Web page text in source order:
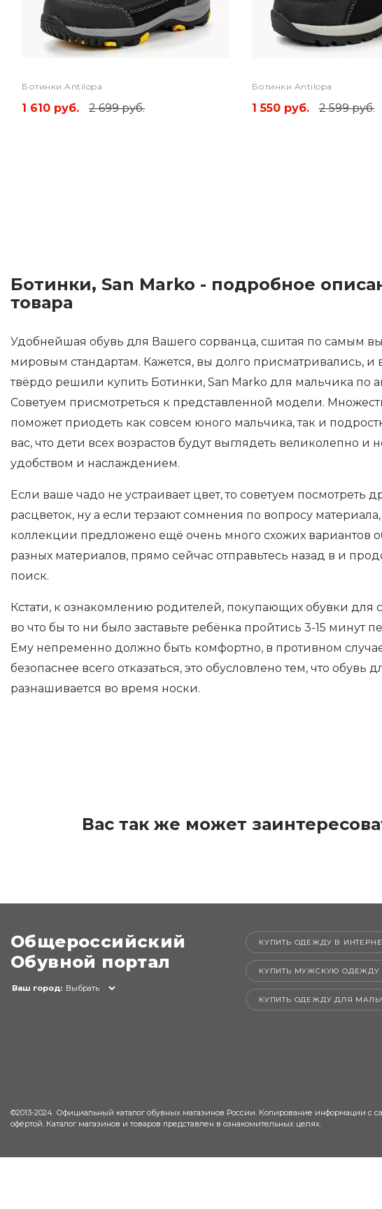
Ботинки Antilopa
1 610 руб. 2 699 руб.
Ботинки Antilopa
1 550 руб. 2 599 руб.
Ботинки, San Marko - подробное
товара
Удобнейшая обувь для Вашего сорванца, сшитая по самым
мировым стандартам. Кажется, вы долго присматривались, и
твёрдо решили купить Ботинки, San Marko для мальчика по
Советуем присмотреться к представленной модели.
поможет приодеть как совсем юного мальчика, так и
вас, что дети всех возрастов будут выглядеть великолепно и
удобством и наслаждением.
Если ваше чадо не устраивает цвет, то советуем посмотреть
расцветок, ну а если терзают сомнения по вопросу материала,
коллекции предложено ещё очень много схожих вариантов
разных материалов, прямо сейчас отправьтесь назад в и
поиск.
Кстати, к ознакомлению родителей, покупающих обувки для
во что бы то ни было заставьте ребёнка пройтись 3-15 минут
Ему непременно должно быть комфортно, в противном
безопаснее всего отказаться, это обусловлено тем, что обувь
разнашивается во время носки.
Вас так же может
Общероссийский
Обувной портал
Ваш город: Выбрать
КУПИТЬ ОДЕЖДУ В
КУПИТЬ МУЖСКУЮ ОДЕЖДУ
КУПИТЬ ОДЕЖДУ ДЛЯ
©2013-2024. Официальный каталог обувных магазинов России. Копирование информации с
офёртой. Каталог магазинов и товаров представлен в ознакомительных целях.